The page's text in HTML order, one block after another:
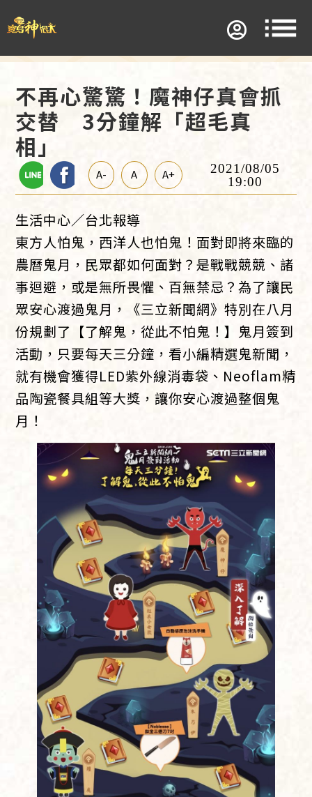
不再心驚驚！魔神仔真會抓
交替 3分鐘解「超毛真
相」
A- A A+
2021/08/05
19:00
生活中心／台北報導
東方人怕鬼，西洋人也怕鬼！面對即將來臨的
農曆鬼月，民眾都如何面對？是戰戰競競、諸
事迴避，或是無所畏懼、百無禁忌？為了讓民
眾安心渡過鬼月，《三立新聞網》特別在八月
份規劃了【了解鬼，從此不怕鬼！】鬼月簽到
活動，只要每天三分鐘，看小編精選鬼新聞，
就有機會獲得LED紫外線消毒袋、Neoflam精
品陶瓷餐具組等大獎，讓你安心渡過整個鬼
月！